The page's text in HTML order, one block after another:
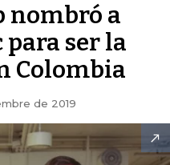
nombró a
para ser la
Colombia
de 2019